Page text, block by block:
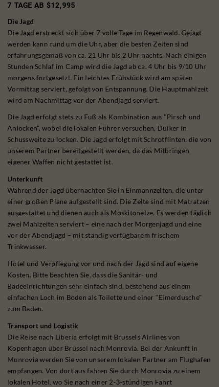
7 TAGE AB $12,995
Die Jagd
Die Jagd erstreckt sich über 7 volle Tage im Regenwald. Gejagt
werden kann rund um die Uhr, aber die besten Zeiten sind
erfahrungsgemäß von ca. 21 Uhr bis 2 Uhr nachts. Nach einigen
Stunden Schlaf im Camp wird die Jagd ab ca. 4 Uhr bis 9/10 Uhr
morgens fortgesetzt. Ein leichtes Frühstück wird am späten
Vormittag serviert, gefolgt von Entspannung. Die Hauptmahlzeit
wird am Nachmittag vor der Abendjagd serviert.
Die Jagd erfolgt stets zu Fuß als Kombination aus "Pirsch und
Anlocken", wobei die lokalen Führer versuchen, Duiker in
Schussweite zu locken. Die Jagd erfolgt mit Schrotflinten, die von
unserem Partner bereitgestellt werden, da das Mitbringen
eigener Waffen nicht gestattet ist.
Unterkunft
Während der Jagd übernachten Sie in Einmannzelten, die unter
einer großen Plane aufgestellt sind. Die Zelte sind mit Matratzen
ausgestattet und dienen auch als Moskitonetze. Es werden täglich
zwei Mahlzeiten serviert – eine nach der Morgenjagd und eine
vor der Abendjagd – mit ständig verfügbarem frischem
Trinkwasser.
Hotel und Verpflegung vor und nach der Jagd sind auf eigene
Kosten. Bitte beachten Sie, dass die Sanitär- und
Badeeinrichtungen sehr einfach sind, bestehend aus einem
einfachen Loch im Boden als Toilette und einer "Eimerdusche"
zum Baden.
Transport und Logistik
Die Reise nach Liberia erfolgt mit Brussels Airlines von
Kopenhagen über Brüssel nach Monrovia. Bei der Ankunft in
Monrovia werden Sie von unserem lokalen Partner am Flughafen
empfangen. Von dort aus fahren Sie durch Monrovia zu einem
lokalen Hotel, wo Sie nach einer 2-3-stündigen Fahrt